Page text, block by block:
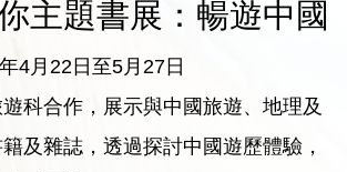
主題書展：暢遊中國
4月22日至5月27日
科合作，展示與中國旅遊、地理及
及雜誌，透過探討中國遊歷體驗，